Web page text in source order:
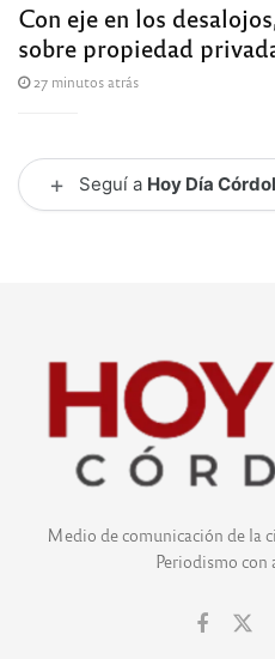
Con eje en los
sobre propiedad
27 minutos atrás
+ Seguí a Hoy Día
Medio de comunicación de la
Periodismo con